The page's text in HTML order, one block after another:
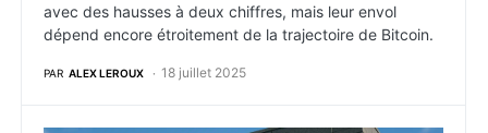
avec des hausses à deux chiffres, mais leur envol
dépend encore étroitement de la trajectoire de Bitcoin.
PAR ALEX LEROUX 18 juillet 2025